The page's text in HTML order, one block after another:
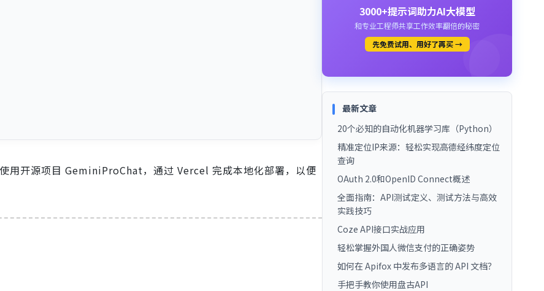
用开源项目 GeminiProChat，通过 Vercel 完成本地化部署，以便
3000+提示词助力AI大模型
和专业工程师共享工作效率翻倍的秘密
先免费试用、用好了再买 →
最新文章
20个必知的自动化机器学习库（Python）
精准定位IP来源：轻松实现高德经纬度定位
查询
OAuth 2.0和OpenID Connect概述
全面指南：API测试定义、测试方法与高效
实践技巧
Coze API接口实战应用
轻松掌握外国人微信支付的正确姿势
如何在 Apifox 中发布多语言的 API 文档？
手把手教你使用盘古API